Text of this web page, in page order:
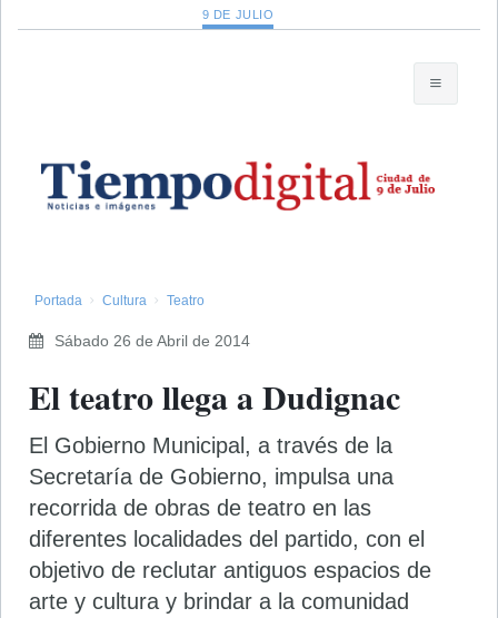
9 DE JULIO
Portada Cultura Teatro
Sábado 26 de Abril de 2014
El teatro llega a Dudignac
El Gobierno Municipal, a través de la
Secretaría de Gobierno, impulsa una
recorrida de obras de teatro en las
diferentes localidades del partido, con el
objetivo de reclutar antiguos espacios de
arte y cultura y brindar a la comunidad